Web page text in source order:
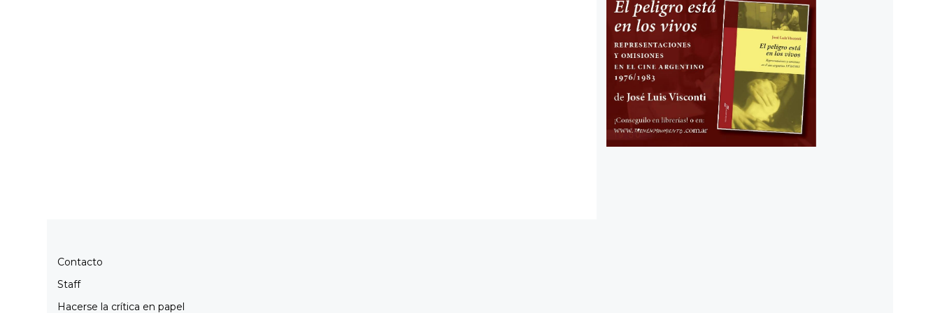
Contacto
Staff
Hacerse la crítica en papel